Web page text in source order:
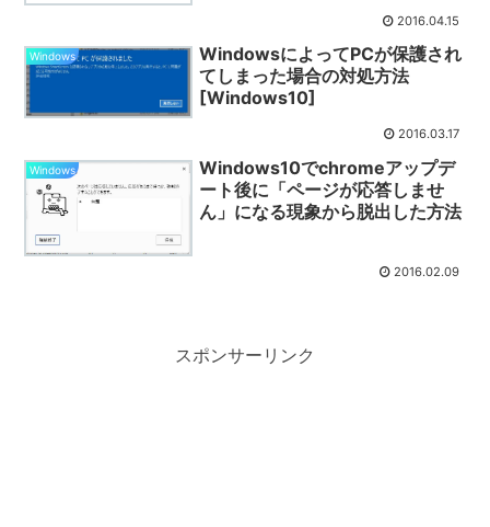
2016.04.15
Windows
WindowsによってPCが保護され
てしまった場合の対処方法
[Windows10]
2016.03.17
Windows
Windows10でchromeアップデ
ート後に「ページが応答しませ
ん」になる現象から脱出した方法
2016.02.09
スポンサーリンク